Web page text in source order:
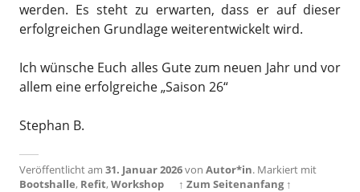
werden. Es steht zu erwarten, dass er auf dieser
erfolgreichen Grundlage weiterentwickelt wird.
Ich wünsche Euch alles Gute zum neuen Jahr und vor
allem eine erfolgreiche „Saison 26“
Stephan B.
Veröffentlicht am 31. Januar 2026von Autor*in. Markiert mit
Bootshalle, Refit,Workshop ↑ Zum Seitenanfang ↑